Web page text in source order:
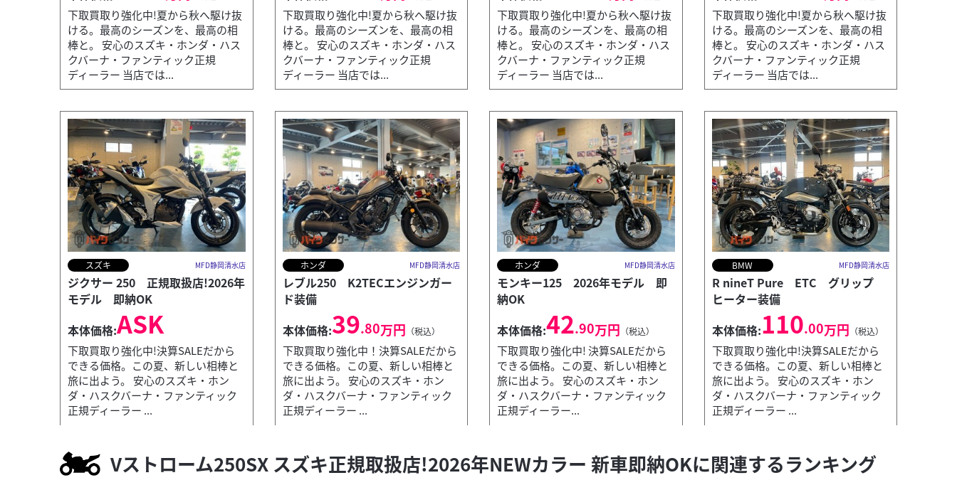
MFD静岡清水店 ホンダ MFD静岡清水店
グロム 【バイク探しはMFD♪】 ★スズキ・ホンダ・ハスクバ...
下取買取り強化中!夏から秋へ駆け抜ける。最高のシーズンを、最高の相棒と。 安心のスズキ・ホンダ・ハスクバーナ・ファンティック正規ディーラー 当店では...
下取買取り強化中!夏から秋へ駆け抜
ける。最高のシーズンを、最高の相
棒と。 安心のスズキ・ホンダ・ハス
クバーナ・ファンティック正規
ディーラー 当店では...
下取買取り強化中!夏から秋へ駆け抜
ける。最高のシーズンを、最高の相
棒と。 安心のスズキ・ホンダ・ハス
クバーナ・ファンティック正規
ディーラー 当店では...
下取買取り強化中!夏から秋へ駆け抜
ける。最高のシーズンを、最高の相
棒と。 安心のスズキ・ホンダ・ハス
クバーナ・ファンティック正規
ディーラー 当店では...
下取買取り強化中!夏から秋へ駆け抜
ける。最高のシーズンを、最高の相
棒と。 安心のスズキ・ホンダ・ハス
クバーナ・ファンティック正規
ディーラー 当店では...
スズキ MFD静岡清水店
ジクサー 250 正規取扱店!2026年
モデル 即納OK
本体価格:ASK
下取買取り強化中!決算SALEだから
できる価格。この夏、新しい相棒と
旅に出よう。 安心のスズキ・ホン
ダ・ハスクバーナ・ファンティック
正規ディーラー ...
ホンダ MFD静岡清水店
レブル250 K2TECエンジンガー
ド装備
本体価格:39.80万円 （税込）
下取買取り強化中！決算SALEだから
できる価格。この夏、新しい相棒と
旅に出よう。 安心のスズキ・ホン
ダ・ハスクバーナ・ファンティック
正規ディーラー ...
ホンダ MFD静岡清水店
モンキー125 2026年モデル 即
納OK
本体価格:42.90万円 （税込）
下取買取り強化中! 決算SALEだから
できる価格。この夏、新しい相棒と
旅に出よう。 安心のスズキ・ホン
ダ・ハスクバーナ・ファンティック
正規ディーラー...
BMW MFD静岡清水店
R nineT Pure ETC グリップ
ヒーター装備
本体価格:110.00万円 （税込）
下取買取り強化中!決算SALEだから
できる価格。この夏、新しい相棒と
旅に出よう。 安心のスズキ・ホン
ダ・ハスクバーナ・ファンティック
正規ディーラー ...
Vストローム250SX スズキ正規取扱店!2026年NEWカラー 新車即納OKに関連するランキング